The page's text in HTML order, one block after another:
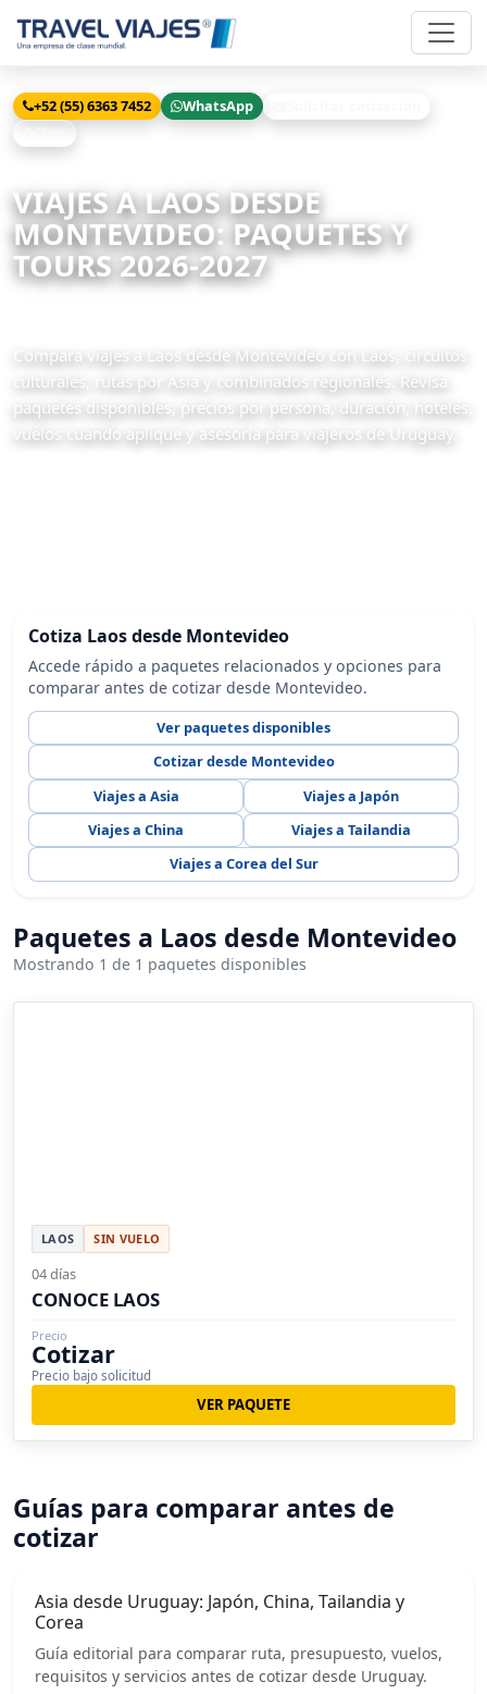
+52 (55) 6363 7452 WhatsApp
VIAJES A LAOS DESDE
MONTEVIDEO: PAQUETES Y
TOURS 2026-2027
Compara viajes a Laos desde Montevideo con Laos, circuitos
culturales, rutas por Asia y combinados regionales. Revisa
paquetes disponibles, precios por persona, duración, hoteles,
vuelos cuando aplique y asesoría para viajeros de Uruguay.
Cotiza Laos desde Montevideo
Accede rápido a paquetes relacionados y opciones para
comparar antes de cotizar desde Montevideo.
Ver paquetes disponibles
Cotizar desde Montevideo
Viajes a Asia
Viajes a Japón
Viajes a China
Viajes a Tailandia
Viajes a Corea del Sur
Paquetes a Laos desde Montevideo
Mostrando 1 de 1 paquetes disponibles
LAOS SIN VUELO
04 días
CONOCE LAOS
Precio
Cotizar
Precio bajo solicitud
VER PAQUETE
Guías para comparar antes de
cotizar
Asia desde Uruguay: Japón, China, Tailandia y
Corea
Guía editorial para comparar ruta, presupuesto, vuelos,
requisitos y servicios antes de cotizar desde Uruguay.